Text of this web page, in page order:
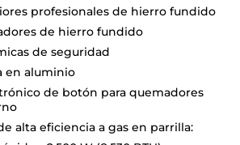
profesionales de hierro fundido
de hierro fundido
de seguridad
en aluminio
de botón para quemadores
alta eficiencia a gas en parrilla: